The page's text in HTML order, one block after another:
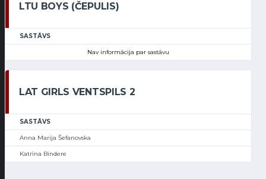
LTU BOYS (ČEPULIS)
SASTĀVS
Nav informācija par sastāvu
LAT GIRLS VENTSPILS 2
SASTĀVS
Anna Marija Šefanovska
Katrīna Bindere